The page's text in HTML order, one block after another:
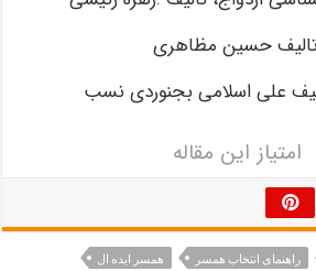
تالیف حسین مظاهری
علی اسلامی بجنوردی نسب
امتیاز این مقاله
راهنمای انتخاب همسر همسر ایده ال